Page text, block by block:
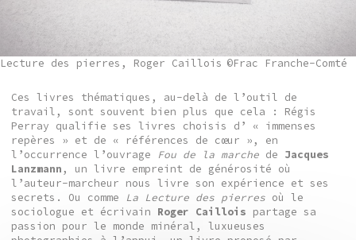
Lecture des pierres, Roger Caillois ©Frac Franche-Comté
Ces livres thématiques, au-delà de l’outil de
travail, sont souvent bien plus que cela : Régis
Perray qualifie ses livres choisis d’ « immenses
repères » et de « références de cœur », en
l’occurrence l’ouvrage Fou de la marche de Jacques
Lanzmann, un livre empreint de générosité où
l’auteur-marcheur nous livre son expérience et ses
secrets. Ou comme La Lecture des pierres où le
sociologue et écrivain Roger Caillois partage sa
passion pour le monde minéral, luxueuses